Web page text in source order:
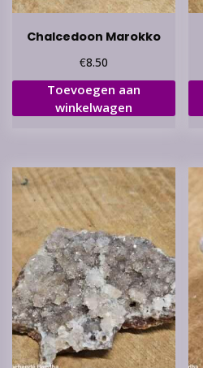
Chalcedoon Marokko
€8.50
Toevoegen aan
winkelwagen